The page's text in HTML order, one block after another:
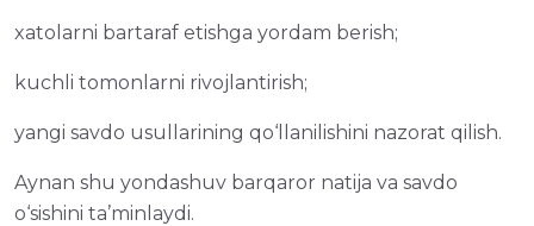
xatolarni bartaraf etishga yordam berish;
kuchli tomonlarni rivojlantirish;
yangi savdo usullarining qo‘llanilishini nazorat qilish.
Aynan shu yondashuv barqaror natija va savdo
o‘sishini ta’minlaydi.